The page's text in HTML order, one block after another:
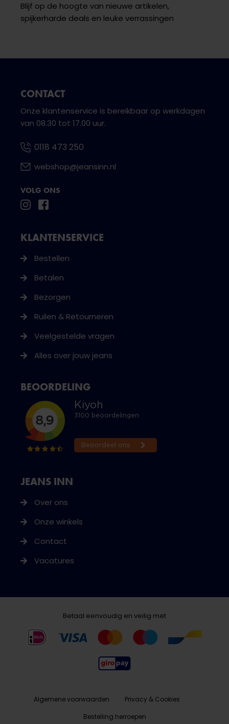
Blijf op de hoogte van nieuwe artikelen,
spijkerharde deals en leuke verrassingen
CONTACT
Onze klantenservice is bereikbaar op werkdagen
van 08.30 tot 17.00 uur.
0118 473 250
webshop@jeansinn.nl
VOLG ONS
JEANS INN
Over ons
Onze winkels
Contact
Vacatures
KLANTENSERVICE
Bestellen
Betalen
Bezorgen
Ruilen & Retourneren
Veelgestelde vragen
Alles over jouw jeans
BEOORDELING
Betaal eenvoudig en veilig met
Algemene voorwaarden
Privacy & Cookies
Bestelling herroepen